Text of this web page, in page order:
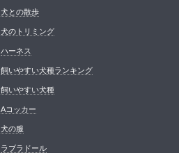
犬との散歩
犬のトリミング
ハーネス
飼いやすい犬種ランキング
飼いやすい犬種
Aコッカー
犬の服
ラブラドール